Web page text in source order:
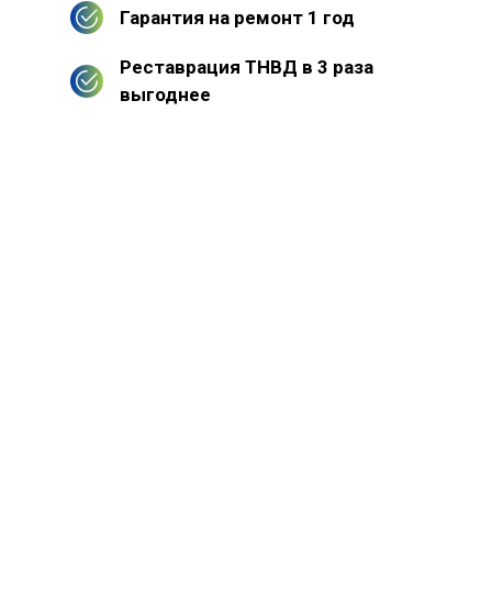
Гарантия на ремонт 1 год
Реставрация ТНВД в 3 раза
выгоднее